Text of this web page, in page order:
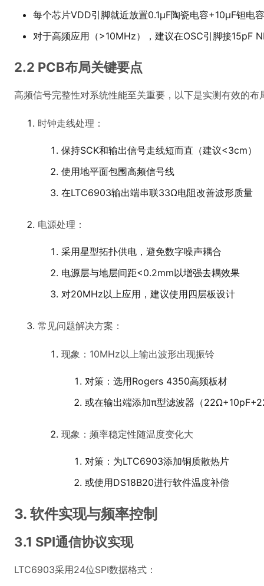
每个芯片VDD引脚就近放置0.1μF陶瓷电容+10μF钽电
对于高频应用（>10MHz），建议在OSC引脚接15pF
2.2 PCB布局关键要点
高频信号完整性对系统性能至关重要，以下是实测有效的布
时钟走线处理：
保持SCK和输出信号走线短而直（建议<3cm）
使用地平面包围高频信号线
在LTC6903输出端串联33Ω电阻改善波形质量
电源处理：
采用星型拓扑供电，避免数字噪声耦合
电源层与地层间距<0.2mm以增强去耦效果
对20MHz以上应用，建议使用四层板设计
常见问题解决方案：
现象：10MHz以上输出波形出现振铃
对策：选用Rogers 4350高频板材
或在输出端添加π型滤波器（
现象：频率稳定性随温度变化大
对策：为LTC6903添加铜质散热片
或使用DS18B20进行软件温度补偿
3. 软件实现与频率控制
3.1 SPI通信协议实现
LTC6903采用24位SPI数据格式：